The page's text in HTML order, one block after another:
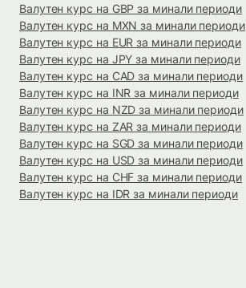
Валутен курс на GBP за минали периоди
Валутен курс на MXN за минали периоди
Валутен курс на EUR за минали периоди
Валутен курс на JPY за минали периоди
Валутен курс на CAD за минали периоди
Валутен курс на INR за минали периоди
Валутен курс на NZD за минали периоди
Валутен курс на ZAR за минали периоди
Валутен курс на SGD за минали периоди
Валутен курс на USD за минали периоди
Валутен курс на CHF за минали периоди
Валутен курс на IDR за минали периоди